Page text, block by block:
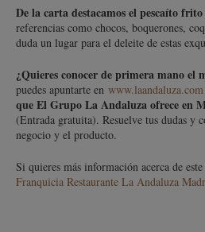
De la carta destacamos el pescaíto
referencias como chocos, boquerones,
duda un lugar para el deleite de estas
¿Quieres conocer de primera mano el
puedes apuntarte en www.laandaluza.com
que El Grupo La Andaluza ofrece en
(Entrada gratuita). Resuelve tus dudas y
negocio y el producto.
Si quieres más información acerca de
Franquicia Restaurante La Andaluza